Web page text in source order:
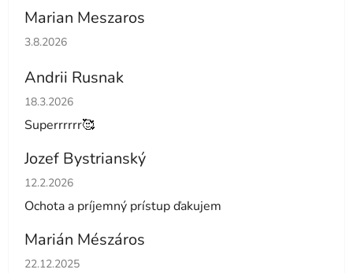
Marian Meszaros
Hodnotenie obchodu je 5 z 5 hviezdičiek.
3.8.2026
Andrii Rusnak
Hodnotenie obchodu je 5 z 5 hviezdičiek.
18.3.2026
Superrrrrr🥰
Jozef Bystrianský
Hodnotenie obchodu je 5 z 5 hviezdičiek.
12.2.2026
Ochota a príjemný prístup ďakujem
Marián Mészáros
Hodnotenie obchodu je 5 z 5 hviezdičiek.
22.12.2025